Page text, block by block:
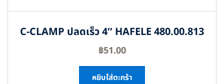
C-CLAMP ปลดเร็ว 4″ HAFELE 480.00.813
฿51.00
หยิบใส่ตะกร้า